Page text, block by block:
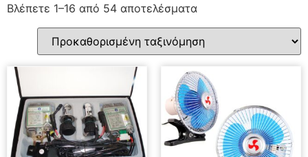
Βλέπετε 1–16 από 54 αποτελέσματα